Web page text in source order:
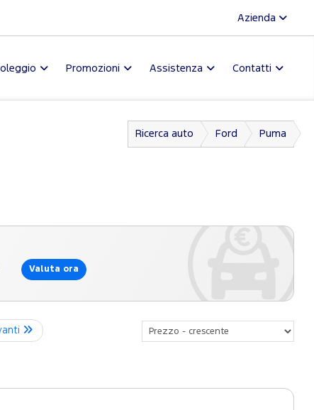
Azienda
Promozioni Assistenza Contatti
Ricerca auto Ford Puma
Valuta ora